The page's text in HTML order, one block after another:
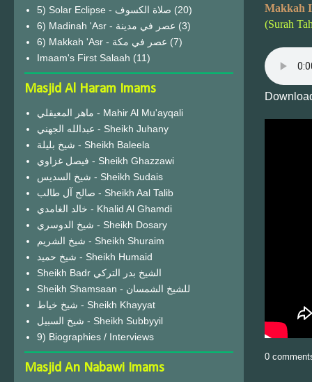
Makkah
(Surah
0
(20)
6) Madinah 'Asr - عصر في مدينة (3)
6) Makkah 'Asr - عصر في مكة (7)
Imaam's First Salaah (11)
Masjid Al Haram Imams
ماهر المعيقلي - Mahir Al Mu'ayqali
عبدالله الجهني - Sheikh Juhany
شيخ بليلة - Sheikh Baleela
فيصل غزاوي - Sheikh Ghazzawi
شيخ السديس - Sheikh Sudais
صالح آل طالب - Sheikh Aal Talib
خالد الغامدي - Khalid Al Ghamdi
شيخ الدوسري - Sheikh Dosary
شيخ الشريم - Sheikh Shuraim
شيخ حميد - Sheikh Humaid
Sheikh Badr الشيخ بدر التركي
Sheikh Shamsaan - للشيخ الشمسان
شيخ خياط - Sheikh Khayyat
شيخ السبيل - Sheikh Subbyyil
9) Biographies / Interviews
Masjid An Nabawi Imams